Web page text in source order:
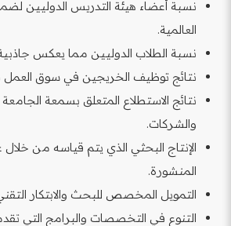
نسبة أعضاء هيئة التدريس الدوليين
العالمية.
نسبة الطلاب الدوليين مما يعكس جاذبية
نتائج توظيف الخريجين في سوق العمل
نتائج الاستطلاع المتعلق بسمعة
والشركات.
الإنتاج البحثي الذي يتم قياسه من خلال
المنشورة.
التمويل المخصص للبحث والابتكار
التنوع في التخصصات والبرامج التي